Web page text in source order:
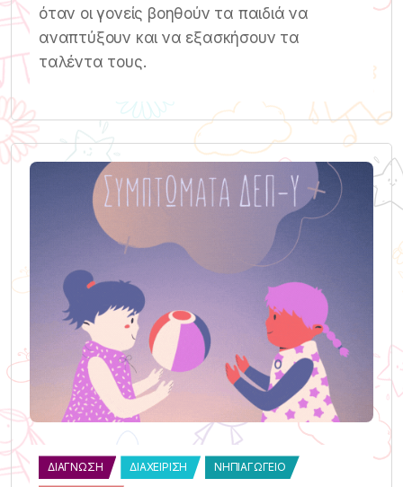
όταν οι γονείς βοηθούν τα παιδιά να
αναπτύξουν και να εξασκήσουν τα
ταλέντα τους.
ΔΙΆΓΝΩΣΗ ΔΙΑΧΕΊΡΙΣΗ ΝΗΠΙΑΓΩΓΕΊΟ